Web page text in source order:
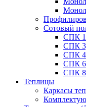
Сотовый
СПК
СПК
СПК
СПК
СПК
Теплицы
Каркасы